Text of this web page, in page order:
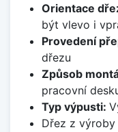
Orientace
být vlevo i
Provedení
dřezu
Způsob
pracovní
Typ výpusti:
Dřez z